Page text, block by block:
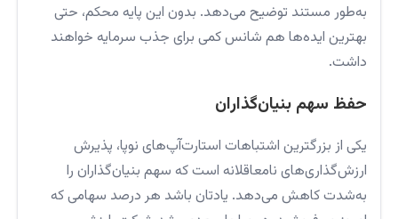
به‌طور مستند توضیح می‌دهد. بدون این پایه محکم، حتی
بهترین ایده‌ها هم شانس کمی برای جذب سرمایه خواهند
داشت.
حفظ سهم بنیان‌گذاران
یکی از بزرگترین اشتباهات استارت‌آپ‌های نوپا، پذیرش
ارزش‌گذاری‌های نامعاقلانه است که سهم بنیان‌گذاران را
به‌شدت کاهش می‌دهد. یادتان باشد هر درصد سهامی که